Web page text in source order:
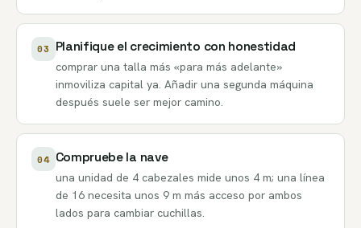
03 Planifique el crecimiento con honestidad
comprar una talla más «para más adelante»
inmoviliza capital ya. Añadir una segunda máquina
después suele ser mejor camino.
04 Compruebe la nave
una unidad de 4 cabezales mide unos 4 m; una línea
de 16 necesita unos 9 m más acceso por ambos
lados para cambiar cuchillas.